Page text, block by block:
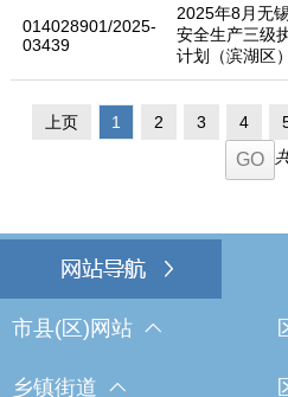
014028901/2025-
03439
2025年8月无
安全生产三级
计划（滨湖区）
上页 1 2 3 4
市县(区)网站
乡镇街道